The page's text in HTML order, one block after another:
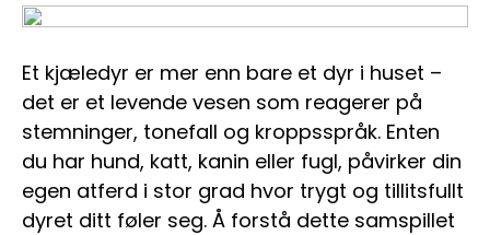
Et kjæledyr er mer enn bare et dyr i huset –
det er et levende vesen som reagerer på
stemninger, tonefall og kroppsspråk. Enten
du har hund, katt, kanin eller fugl, påvirker din
egen atferd i stor grad hvor trygt og tillitsfullt
dyret ditt føler seg. Å forstå dette samspillet